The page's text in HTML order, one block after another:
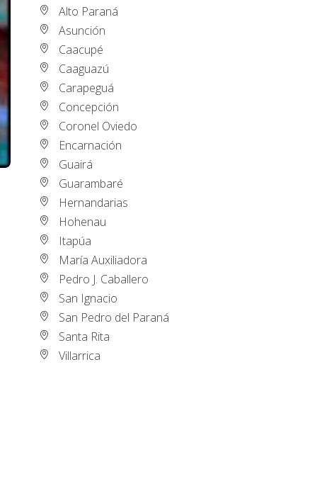
Alto Paraná
Asunción
Caacupé
Caaguazú
Carapeguá
Concepción
Coronel Oviedo
Encarnación
Guairá
Guarambaré
Hernandarias
Hohenau
Itapúa
María Auxiliadora
Pedro J. Caballero
San Ignacio
San Pedro del Paraná
Santa Rita
Villarrica